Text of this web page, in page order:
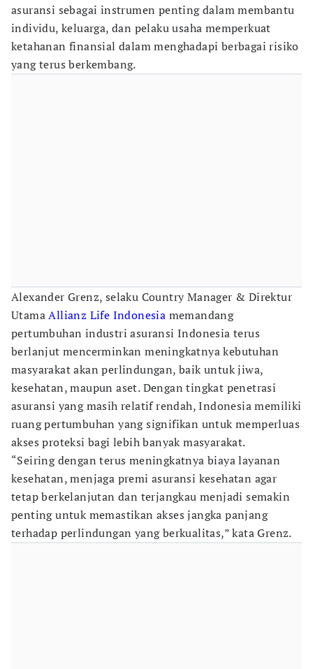
asuransi sebagai instrumen penting dalam membantu
individu, keluarga, dan pelaku usaha memperkuat
ketahanan finansial dalam menghadapi berbagai risiko
yang terus berkembang.
Alexander Grenz, selaku Country Manager & Direktur
UtamaAllianz Life Indonesia memandang
pertumbuhan industri asuransi Indonesia terus
berlanjut mencerminkan meningkatnya kebutuhan
masyarakat akan perlindungan, baik untuk jiwa,
kesehatan, maupun aset. Dengan tingkat penetrasi
asuransi yang masih relatif rendah, Indonesia memiliki
ruang pertumbuhan yang signifikan untuk memperluas
akses proteksi bagi lebih banyak masyarakat.
“Seiring dengan terus meningkatnya biaya layanan
kesehatan, menjaga premi asuransi kesehatan agar
tetap berkelanjutan dan terjangkau menjadi semakin
penting untuk memastikan akses jangka panjang
terhadap perlindungan yang berkualitas,” kata Grenz.